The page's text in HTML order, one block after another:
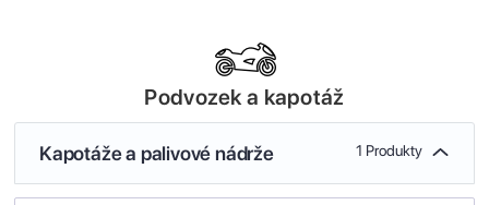
Podvozek a kapotáž
Kapotáže a palivové nádrže 1 Produkty